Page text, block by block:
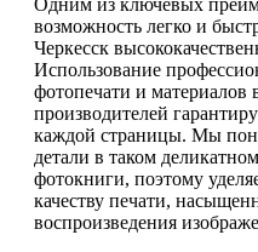
Одним из ключевых
возможность легко и
Черкесск
Использование
фотопечати и
производителей
каждой страницы. Мы
детали в таком
фотокниги, поэтому
качеству печати,
воспроизведения